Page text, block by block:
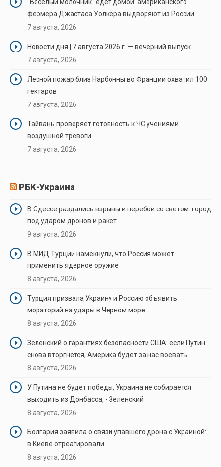
"Веселый молочник" едет домой: американского
фермера Джастаса Уолкера выдворяют из России
7 августа, 2026
Новости дня | 7 августа 2026 г. — вечерний выпуск
7 августа, 2026
Лесной пожар близ Нарбонны во Франции охватил 100
гектаров
7 августа, 2026
Тайвань проверяет готовность к ЧС учениями
воздушной тревоги
7 августа, 2026
РБК-Украина
В Одессе раздались взрывы и перебои со светом: город
под ударом дронов и ракет
9 августа, 2026
В МИД Турции намекнули, что Россия может
применить ядерное оружие
8 августа, 2026
Турция призвала Украину и Россию объявить
мораторий на удары в Черном море
8 августа, 2026
Зеленский о гарантиях безопасности США: если Путин
снова вторгнется, Америка будет за нас воевать
8 августа, 2026
У Путина не будет победы, Украина не собирается
выходить из Донбасса, - Зеленский
8 августа, 2026
Болгария заявила о связи упавшего дрона с Украиной:
в Киеве отреагировали
8 августа, 2026